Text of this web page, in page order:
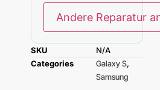
Andere Reparatur
SKU
N/A
Categories
Galaxy S,
Samsung